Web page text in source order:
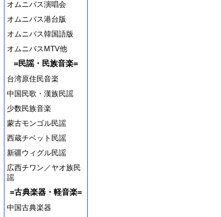
オムニバス演唱会
オムニバス港台版
オムニバス韓国語版
オムニバスMTV他
=民謡・民族音楽=
台湾原住民音楽
中国民歌・漢族民謡
少数民族音楽
蒙古モンゴル民謡
西蔵チベット民謡
新疆ウィグル民謡
広西チワン／ヤオ族民
謡
=古典楽器・軽音楽=
中国古典楽器